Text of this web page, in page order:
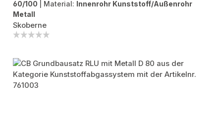
60/100
Material: Innenrohr Kunststoff/Außenrohr
Metall
Skoberne
Bildergalerie überspringen